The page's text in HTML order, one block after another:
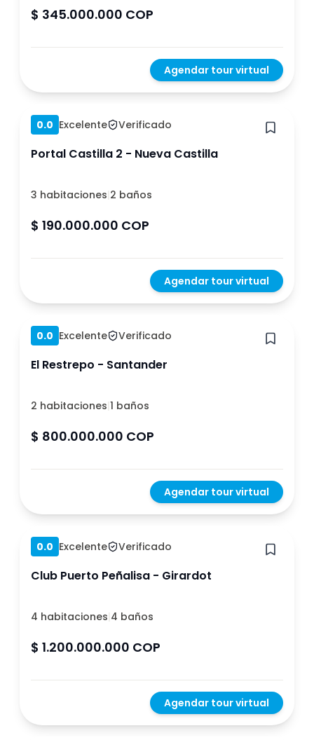
$ 345.000.000 COP
Agendar tour virtual
Hace 1 año
0.0 Excelente Verificado
Portal Castilla 2 - Nueva Castilla
3 habitaciones|2 baños
$ 190.000.000 COP
Agendar tour virtual
Hace 1 año
0.0 Excelente Verificado
El Restrepo - Santander
2 habitaciones|1 baños
$ 800.000.000 COP
Agendar tour virtual
Hace 1 año
0.0 Excelente Verificado
Club Puerto Peñalisa - Girardot
4 habitaciones|4 baños
$ 1.200.000.000 COP
Agendar tour virtual
Hace 1 año